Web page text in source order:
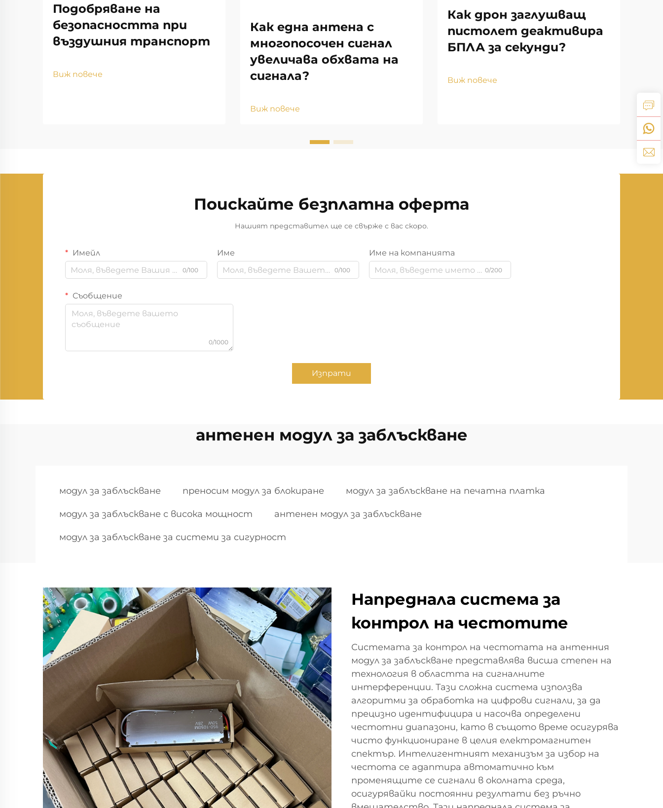
Подобряване на
безопасността при
въздушния транспорт
Виж повече
Как една антена с
многопосочен сигнал
увеличава обхвата на
сигнала?
Виж повече
Как дрон заглушващ
пистолет деактивира
БПЛА за секунди?
Виж повече
Виж
Поискайте безплатна оферта
Нашият представител ще се свърже с вас скоро.
Имейл
0/100
Име
0/100
Име на компанията
0/200
Съобщение
0/1000
Изпрати
антенен модул за заблъскване
модул за заблъскване преносим модул за блокиране модул за заблъскване на печатна платка
модул за заблъскване с висока мощност антенен модул за заблъскване
модул за заблъскване за системи за сигурност
Напреднала система за
контрол на честотите
Системата за контрол на честотата на антенния
модул за заблъскване представлява висша степен на
технология в областта на сигналните
интерференции. Тази сложна система използва
алгоритми за обработка на цифрови сигнали, за да
прецизно идентифицира и насочва определени
честотни диапазони, като в същото време осигурява
чисто функциониране в целия електромагнитен
спектър. Интелигентният механизъм за избор на
честота се адаптира автоматично към
променящите се сигнали в околната среда,
осигурявайки постоянни резултати без ръчно